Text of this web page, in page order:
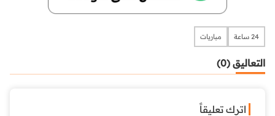
24 ساعة مباريات
التعاليق (0)
اترك تعليقاً